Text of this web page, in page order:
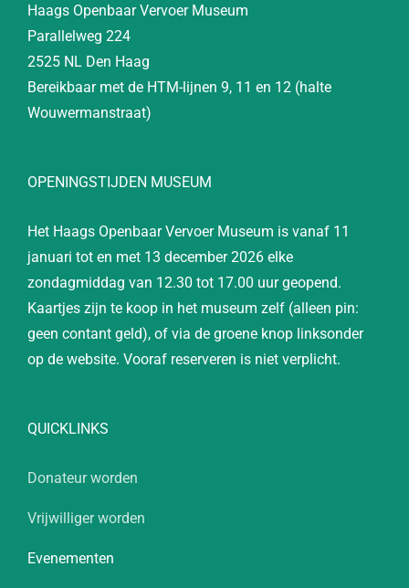
Haags Openbaar Vervoer Museum
Parallelweg 224
2525 NL Den Haag
Bereikbaar met de HTM-lijnen 9, 11 en 12 (halte
Wouwermanstraat)
OPENINGSTIJDEN MUSEUM
Het Haags Openbaar Vervoer Museum is vanaf 11
januari tot en met 13 december 2026 elke
zondagmiddag van 12.30 tot 17.00 uur geopend.
Kaartjes zijn te koop in het museum zelf (alleen pin:
geen contant geld), of via de groene knop linksonder
op de website. Vooraf reserveren is niet verplicht.
QUICKLINKS
Donateur worden
Vrijwilliger worden
Evenementen